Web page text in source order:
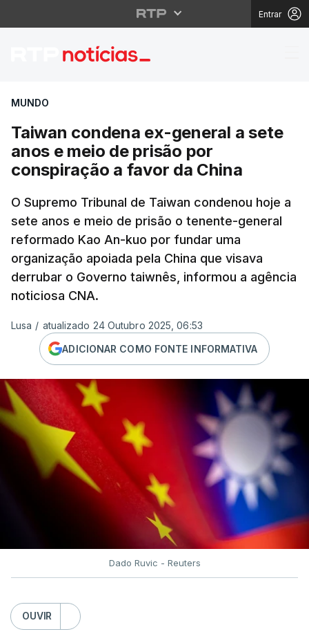
Entrar
Taiwan condena ex-
MUNDO
Taiwan condena ex-general a sete
anos e meio de prisão por
conspiração a favor da China
O Supremo Tribunal de Taiwan condenou hoje a
sete anos e meio de prisão o tenente-general
reformado Kao An-kuo por fundar uma
organização apoiada pela China que visava
derrubar o Governo taiwnês, informou a agência
noticiosa CNA.
Lusa / atualizado 24 Outubro 2025, 06:53
ADICIONAR COMO FONTE INFORMATIVA
Dado Ruvic - Reuters
OUVIR